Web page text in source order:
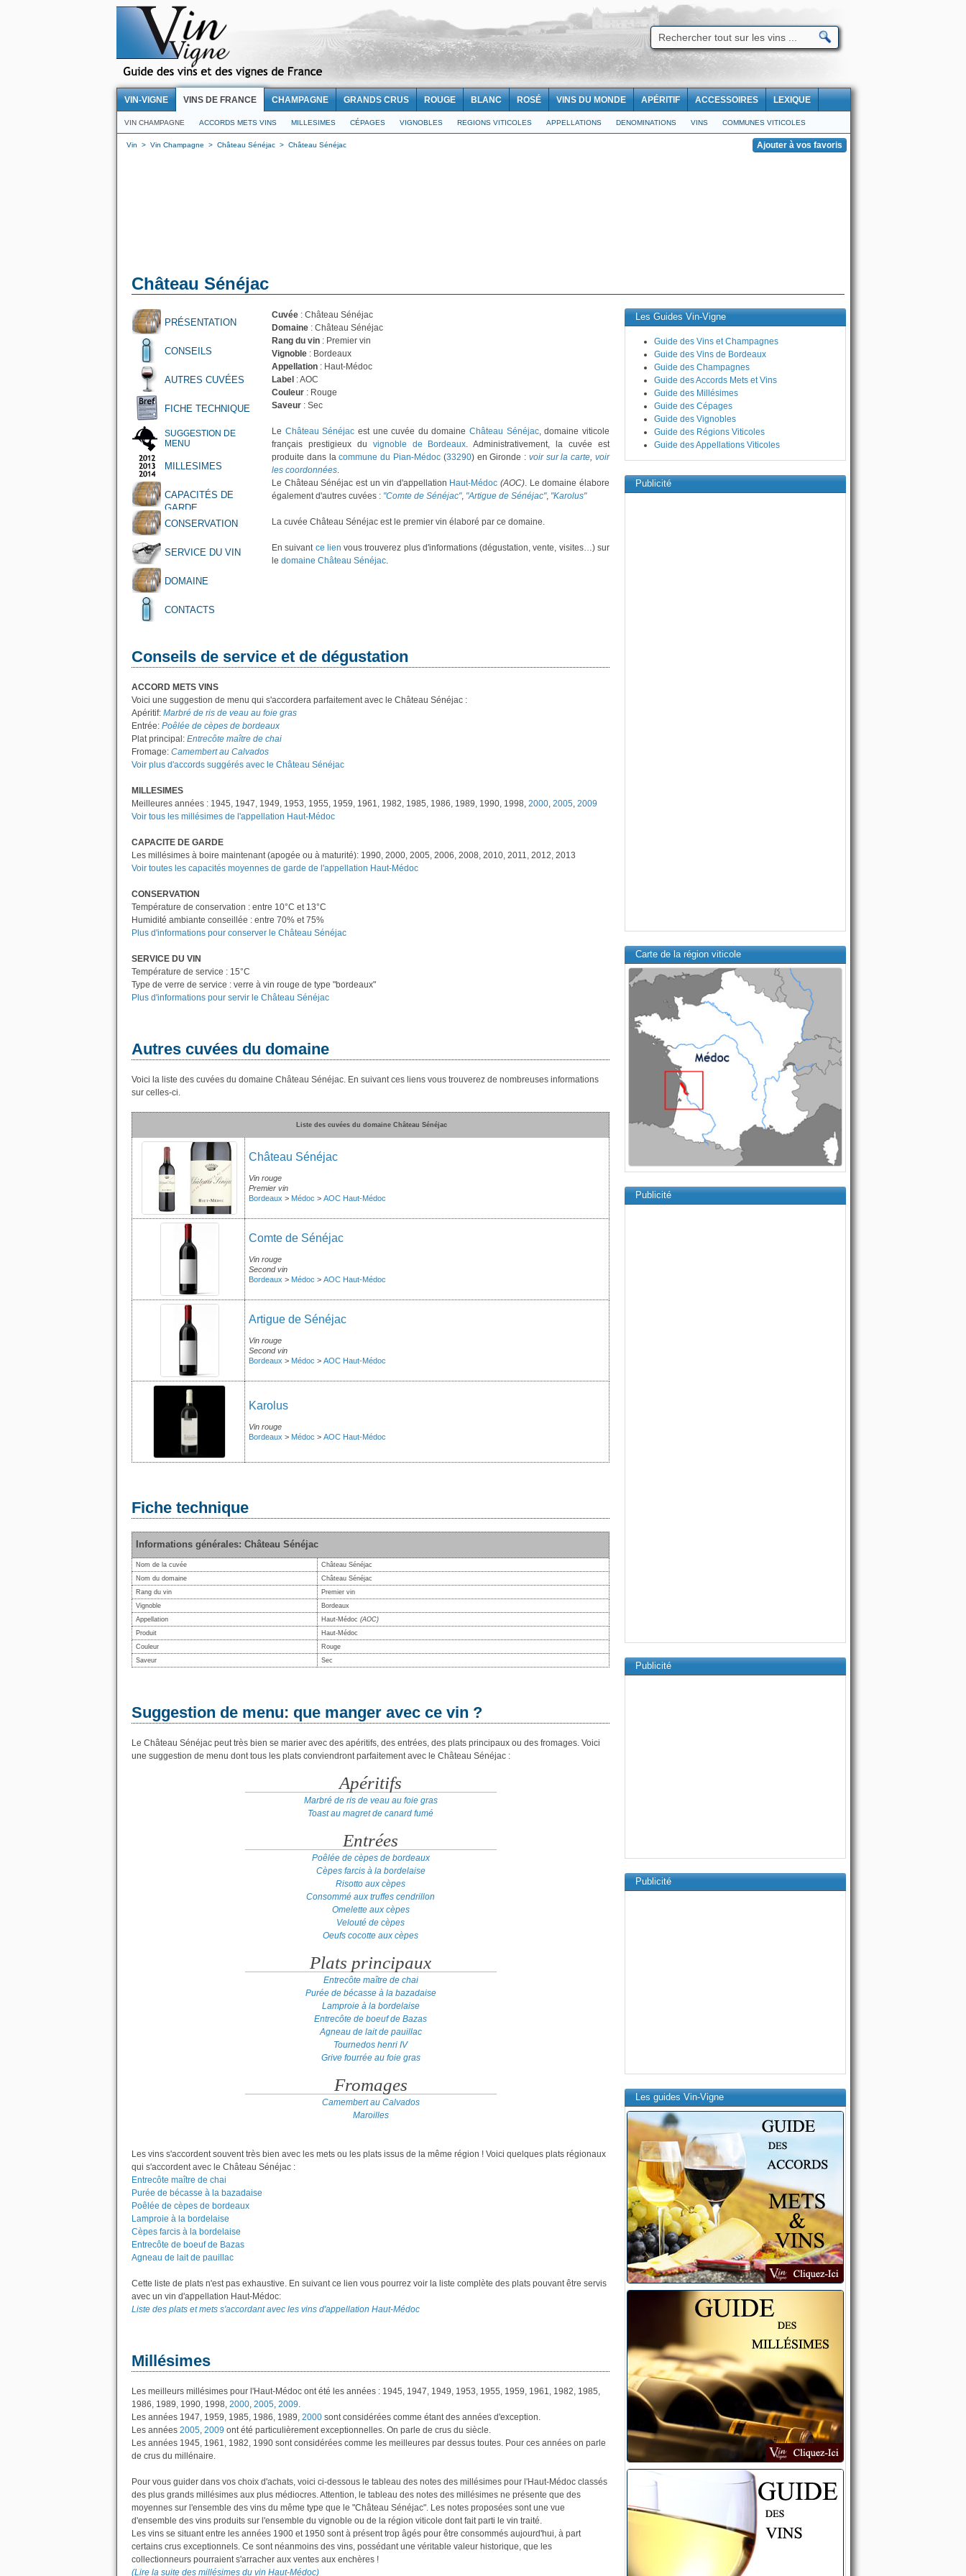
VIN-VIGNE VINS DE FRANCE CHAMPAGNE GRANDS CRUS ROUGE BLANC ROSÉ VINS DU MONDE APÉRITIF ACCESSOIRES LEXIQUE
VIN CHAMPAGNE ACCORDS METS VINS MILLESIMES CÉPAGES VIGNOBLES REGIONS VITICOLES APPELLATIONS DENOMINATIONS VINS COMMUNES VITICOLES
Vin > Vin Champagne > Château Sénéjac > Château Sénéjac
Château Sénéjac
PRÉSENTATION
CONSEILS
AUTRES CUVÉES
FICHE TECHNIQUE
SUGGESTION DE
MENU
MILLESIMES
CAPACITÉS DE
GARDE
CONSERVATION
SERVICE DU VIN
DOMAINE
CONTACTS
Cuvée : Château Sénéjac
Domaine : Château Sénéjac
Rang du vin : Premier vin
Vignoble : Bordeaux
Appellation : Haut-Médoc
Label : AOC
Couleur : Rouge
Saveur : Sec
Le Château Sénéjac est une cuvée du domaineChâteau Sénéjac, domaine viticole
français prestigieux du vignoble de Bordeaux. Administrativement, la cuvée est
produite dans lacommune du Pian-Médoc(33290) en Gironde : voir sur la carte,voir
les coordonnées.
Le Château Sénéjac est un vin d'appellation Haut-Médoc (AOC). Le domaine élabore
également d'autres cuvées : "Comte de Sénéjac", "Artigue de Sénéjac", "Karolus"
La cuvée Château Sénéjac est le premier vin élaboré par ce domaine.
En suivant ce lien vous trouverez plus d'informations (dégustation, vente, visites…) sur
le domaine Château Sénéjac.
Conseils de service et de dégustation
ACCORD METS VINS
Voici une suggestion de menu qui s'accordera parfaitement avec le Château Sénéjac :
Apéritif: Marbré de ris de veau au foie gras
Entrée: Poêlée de cèpes de bordeaux
Plat principal: Entrecôte maître de chai
Fromage: Camembert au Calvados
Voir plus d'accords suggérés avec le Château Sénéjac
MILLESIMES
Meilleures années : 1945, 1947, 1949, 1953, 1955, 1959, 1961, 1982, 1985, 1986, 1989, 1990, 1998, 2000, 2005, 2009
Voir tous les millésimes de l'appellation Haut-Médoc
CAPACITE DE GARDE
Les millésimes à boire maintenant (apogée ou à maturité): 1990, 2000, 2005, 2006, 2008, 2010, 2011, 2012, 2013
Voir toutes les capacités moyennes de garde de l'appellation Haut-Médoc
CONSERVATION
Température de conservation : entre 10°C et 13°C
Humidité ambiante conseillée : entre 70% et 75%
Plus d'informations pour conserver le Château Sénéjac
SERVICE DU VIN
Température de service : 15°C
Type de verre de service : verre à vin rouge de type "bordeaux"
Plus d'informations pour servir le Château Sénéjac
Autres cuvées du domaine
Voici la liste des cuvées du domaine Château Sénéjac. En suivant ces liens vous trouverez de nombreuses informations
sur celles-ci.
Liste des cuvées du domaine Château Sénéjac
Château Sénéjac
Vin rouge
Premier vin
Bordeaux > Médoc > AOC Haut-Médoc
Comte de Sénéjac
Vin rouge
Second vin
Bordeaux > Médoc > AOC Haut-Médoc
Artigue de Sénéjac
Vin rouge
Second vin
Bordeaux > Médoc > AOC Haut-Médoc
Karolus
Vin rouge
Bordeaux > Médoc > AOC Haut-Médoc
Fiche technique
Informations générales: Château Sénéjac
Nom de la cuvée
Château Sénéjac
Nom du domaine
Château Sénéjac
Rang du vin
Premier vin
Vignoble
Bordeaux
Appellation
Haut-Médoc (AOC)
Produit
Haut-Médoc
Couleur
Rouge
Saveur
Sec
Suggestion de menu: que manger avec ce vin ?
Le Château Sénéjac peut très bien se marier avec des apéritifs, des entrées, des plats principaux ou des fromages. Voici
une suggestion de menu dont tous les plats conviendront parfaitement avec le Château Sénéjac :
Apéritifs
Marbré de ris de veau au foie gras
Toast au magret de canard fumé
Entrées
Poêlée de cèpes de bordeaux
Cèpes farcis à la bordelaise
Risotto aux cèpes
Consommé aux truffes cendrillon
Omelette aux cèpes
Velouté de cèpes
Oeufs cocotte aux cèpes
Plats principaux
Entrecôte maître de chai
Purée de bécasse à la bazadaise
Lamproie à la bordelaise
Entrecôte de boeuf de Bazas
Agneau de lait de pauillac
Tournedos henri IV
Grive fourrée au foie gras
Fromages
Camembert au Calvados
Maroilles
Les vins s'accordent souvent très bien avec les mets ou les plats issus de la même région ! Voici quelques plats régionaux
qui s'accordent avec le Château Sénéjac :
Entrecôte maître de chai
Purée de bécasse à la bazadaise
Poêlée de cèpes de bordeaux
Lamproie à la bordelaise
Cèpes farcis à la bordelaise
Entrecôte de boeuf de Bazas
Agneau de lait de pauillac
Cette liste de plats n'est pas exhaustive. En suivant ce lien vous pourrez voir la liste complète des plats pouvant être servis
avec un vin d'appellation Haut-Médoc:
Liste des plats et mets s'accordant avec les vins d'appellation Haut-Médoc
Millésimes
Les meilleurs millésimes pour l'Haut-Médoc ont été les années : 1945, 1947, 1949, 1953, 1955, 1959, 1961, 1982, 1985,
1986, 1989, 1990, 1998, 2000, 2005, 2009.
Les années 1947, 1959, 1985, 1986, 1989, 2000 sont considérées comme étant des années d'exception.
Les années 2005, 2009 ont été particulièrement exceptionnelles. On parle de crus du siècle.
Les années 1945, 1961, 1982, 1990 sont considérées comme les meilleures par dessus toutes. Pour ces années on parle
de crus du millénaire.
Pour vous guider dans vos choix d'achats, voici ci-dessous le tableau des notes des millésimes pour l'Haut-Médoc classés
des plus grands millésimes aux plus médiocres. Attention, le tableau des notes des millésimes ne présente que des
moyennes sur l'ensemble des vins du même type que le "Château Sénéjac". Les notes proposées sont une vue
d'ensemble des vins produits sur l'ensemble du vignoble ou de la région viticole dont fait parti le vin traité.
Les vins se situant entre les années 1900 et 1950 sont à présent trop âgés pour être consommés aujourd'hui, à part
certains crus exceptionnels. Ce sont néanmoins des vins, possédant une véritable valeur historique, que les
collectionneurs pourraient s'arracher aux ventes aux enchères !
(Lire la suite des millésimes du vin Haut-Médoc)
Les Guides Vin-Vigne
Guide des Vins et Champagnes
Guide des Vins de Bordeaux
Guide des Champagnes
Guide des Accords Mets et Vins
Guide des Millésimes
Guide des Cépages
Guide des Vignobles
Guide des Régions Viticoles
Guide des Appellations Viticoles
Publicité
Carte de la région viticole
Publicité
Publicité
Publicité
Les guides Vin-Vigne